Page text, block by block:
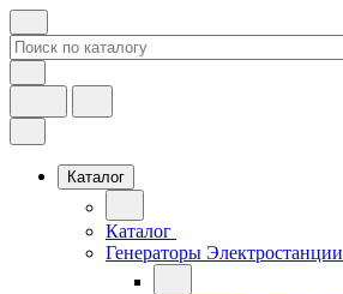
Каталог
Каталог
Генераторы Электростанции